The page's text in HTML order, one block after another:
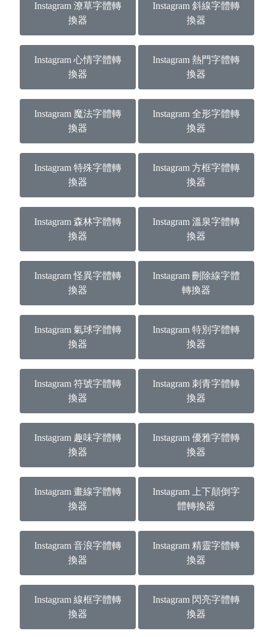
Instagram 潦草字體轉
換器
Instagram 斜線字體轉
換器
Instagram 心情字體轉
換器
Instagram 熱門字體轉
換器
Instagram 魔法字體轉
換器
Instagram 全形字體轉
換器
Instagram 特殊字體轉
換器
Instagram 方框字體轉
換器
Instagram 森林字體轉
換器
Instagram 溫泉字體轉
換器
Instagram 怪異字體轉
換器
Instagram 刪除線字體
轉換器
Instagram 氣球字體轉
換器
Instagram 特別字體轉
換器
Instagram 符號字體轉
換器
Instagram 刺青字體轉
換器
Instagram 趣味字體轉
換器
Instagram 優雅字體轉
換器
Instagram 畫線字體轉
換器
Instagram 上下顛倒字
體轉換器
Instagram 音浪字體轉
換器
Instagram 精靈字體轉
換器
Instagram 線框字體轉
換器
Instagram 閃亮字體轉
換器